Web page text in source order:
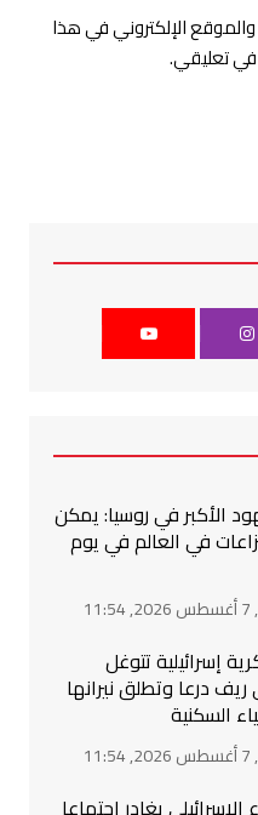
الإلكتروني في هذا
في تعليقي.
الأكبر في روسيا: يمكن
في العالم في يوم
إسرائيلية تتوغل
درعا وتطلق نيرانها
السكنية